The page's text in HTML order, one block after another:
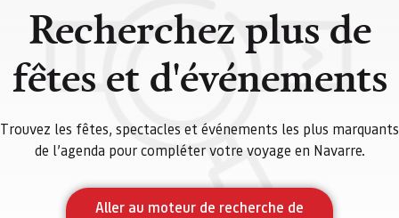
Recherchez plus de
fêtes et d'événements
Trouvez les fêtes, spectacles et événements les plus marquants
de l’agenda pour compléter votre voyage en Navarre.
Aller au moteur de recherche de